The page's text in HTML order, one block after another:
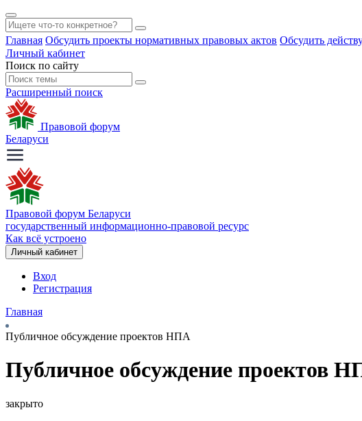
Главная Обсудить проекты нормативных правовых актов Обсудить
Личный кабинет
Поиск по сайту
Расширенный поиск
Правовой форум
Беларуси
Правовой форум Беларуси
государственный информационно-правовой ресурс
Как всё устроено
Личный кабинет
Вход
Регистрация
Главная
Публичное обсуждение проектов НПА
Публичное обсуждение проектов
закрыто